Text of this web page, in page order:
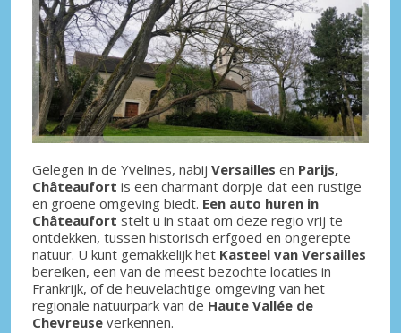
Gelegen in de Yvelines, nabij Versailles en Parijs,
Châteaufort is een charmant dorpje dat een rustige
en groene omgeving biedt. Een auto huren in
Châteaufort stelt u in staat om deze regio vrij te
ontdekken, tussen historisch erfgoed en ongerepte
natuur. U kunt gemakkelijk het Kasteel van Versailles
bereiken, een van de meest bezochte locaties in
Frankrijk, of de heuvelachtige omgeving van het
regionale natuurpark van de Haute Vallée de
Chevreuse verkennen.